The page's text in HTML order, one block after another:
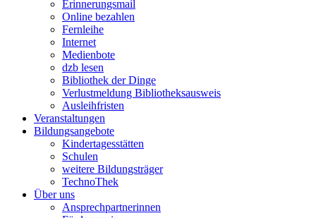
Erinnerungsmail
Online bezahlen
Fernleihe
Internet
Medienbote
dzb lesen
Bibliothek der Dinge
Verlustmeldung Bibliotheksausweis
Ausleihfristen
Veranstaltungen
Bildungsangebote
Kindertagesstätten
Schulen
weitere Bildungsträger
TechnoThek
Über uns
Ansprechpartnerinnen